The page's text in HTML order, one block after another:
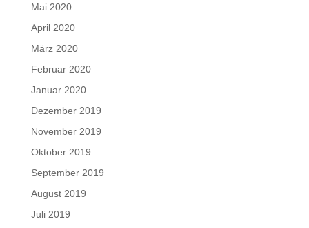
Mai 2020
April 2020
März 2020
Februar 2020
Januar 2020
Dezember 2019
November 2019
Oktober 2019
September 2019
August 2019
Juli 2019